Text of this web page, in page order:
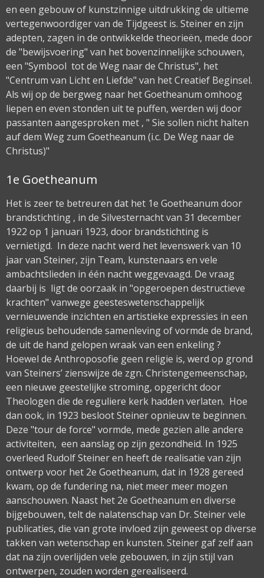
en een gebouw of kunstzinnige uitdrukking de ultieme
vertegenwoordiger van de Tijdgeest is. Steiner en zijn
adepten, zagen in de ontwikkelde theorieën, mede door
de "bewijsvoering" van het bovenzinnelijke schouwen,
een "Symbool tot de Weg naar de Christus", het
"Centrum van Licht en Liefde" van het Creatief Beginsel.
Als wij op de bergweg naar het Goetheanum omhoog
liepen en even stonden uit te puffen, werden wij door
passanten aangesproken met , " Sie sollen nicht halten
auf dem Weg zum Goetheanum (i.c. De Weg naar de
Christus)"
1e Goetheanum
Het is zeer te betreuren dat het 1e Goetheanum door
brandstichting , in de Silvesternacht van 31 december
1922 op 1 januari 1923, door brandstichting is
vernietigd. In deze nacht werd het levenswerk van 10
jaar van Steiner, zijn Team, kunstenaars en vele
ambachtslieden in één nacht weggevaagd. De vraag
daarbij is ligt de oorzaak in "opgeroepen destructieve
krachten" vanwege geesteswetenschappelijk
vernieuwende inzichten en artistieke expressies in een
religieus behoudende samenleving of vormde de brand,
de uit de hand gelopen wraak van een enkeling ?
Hoewel de Anthroposofie geen religie is, werd op grond
van Steiners’ zienswijze de zgn. Christengemeenschap,
een nieuwe geestelijke stroming, opgericht door
Theologen die de reguliere kerk hadden verlaten. Hoe
dan ook, in 1923 besloot Steiner opnieuw te beginnen.
Deze "tour de force" vormde, mede gezien alle andere
activiteiten, een aanslag op zijn gezondheid. In 1925
overleed Rudolf Steiner en heeft de realisatie van zijn
ontwerp voor het 2e Goetheanum, dat in 1928 gereed
kwam, op de fundering na, niet meer meer mogen
aanschouwen. Naast het 2e Goetheanum en diverse
bijgebouwen, telt de nalatenschap van Dr. Steiner vele
publicaties, die van grote invloed zijn geweest op diverse
takken van wetenschap en kunsten. Steiner gaf zelf aan
dat na zijn overlijden vele gebouwen, in zijn stijl van
ontwerpen, zouden worden gerealiseerd.